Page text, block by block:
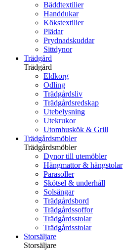
Bäddtextilier
Handdukar
Kökstextilier
Plädar
Prydnadskuddar
Sittdynor
Trädgård
Trädgård
Eldkorg
Odling
Trädgårdsliv
Trädgårdsredskap
Utebelysning
Utekrukor
Utomhuskök & Grill
Trädgårdsmöbler
Trädgårdsmöbler
Dynor till utemöbler
Hängmattor & hängstolar
Parasoller
Skötsel & underhåll
Solsängar
Trädgårdsbord
Trädgårdssoffor
Trädgårdsstolar
Trädgårdsstolar
Storsäljare
Storsäljare